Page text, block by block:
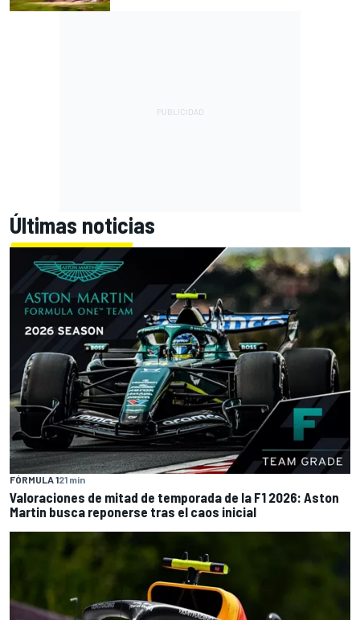
Últimas noticias
FÓRMULA 121 min
Valoraciones de mitad de temporada de la F1 2026: Aston
Martin busca reponerse tras el caos inicial